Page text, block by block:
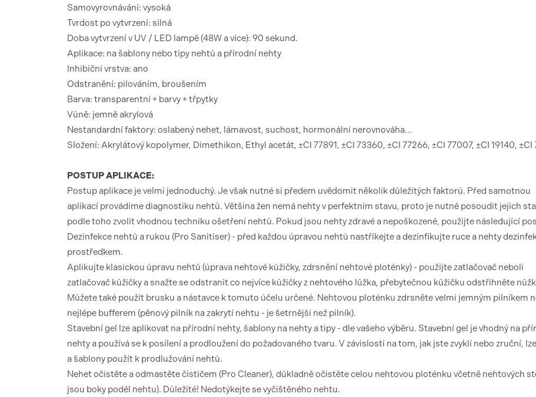
Samovyrovnávání: vysoká
Tvrdost po vytvrzení: silná
Doba vytvrzení v UV / LED lampě (48W a více): 90 sekund.
Aplikace: na šablony nebo tipy nehtů a přírodní nehty
Inhibiční vrstva: ano
Odstranění: pilováním, broušením
Barva: transparentní + barvy + třpytky
Vůně: jemně akrylová
Nestandardní faktory: oslabený nehet, lámavost, suchost, hormonální nerovnováha...
Složení: Akrylátový kopolymer, Dimethikon, Ethyl acetát, ±CI 77891, ±CI 73360, ±CI 77266, ±CI 77007, ±CI 19140, ±CI
POSTUP APLIKACE:
Postup aplikace je velmi jednoduchý. Je však nutné si předem uvědomit několik důležitých faktorů. Před samotnou
aplikací provádíme diagnostiku nehtů. Většina žen nemá nehty v perfektním stavu, proto je nutné posoudit jejich
podle toho zvolit vhodnou techniku ​​ošetření nehtů. Pokud jsou nehty zdravé a nepoškozené, použijte následující
Dezinfekce nehtů a rukou (Pro Sanitiser) - před každou úpravou nehtů nastříkejte a dezinfikujte ruce a nehty
prostředkem.
Aplikujte klasickou úpravu nehtů (úprava nehtové kůžičky, zdrsnění nehtové ploténky) - použijte zatlačovač neboli
zatlačovač kůžičky a snažte se odstranit co nejvíce kůžičky z nehtového lůžka, přebytečnou kůžičku odstřihněte
Můžete také použít brusku a nástavce k tomuto účelu určené. Nehtovou ploténku zdrsněte velmi jemným pilníkem
nejlépe bufferem (pěnový pilník na zakrytí nehtu - je šetrnější než pilník).
Stavební gel lze aplikovat na přírodní nehty, šablony na nehty a tipy - dle vašeho výběru. Stavební gel je vhodný na
nehty a používá se k posílení a prodloužení do požadovaného tvaru. V závislosti na tom, jak jste zvyklí nebo zruční,
a šablony použít k prodlužování nehtů.
Nehet očistěte a odmastěte čističem (Pro Cleaner), důkladně očistěte celou nehtovou ploténku včetně nehtových
jsou boky podél nehtu). Důležité! Nedotýkejte se vyčištěného nehtu.